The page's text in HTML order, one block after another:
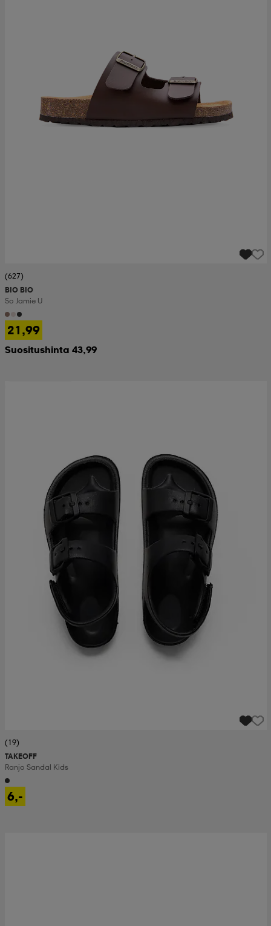
(627)
BIO BIO
So Jamie U
21,99
Suositushinta 43,99
(19)
TAKEOFF
Ranjo Sandal Kids
6,-